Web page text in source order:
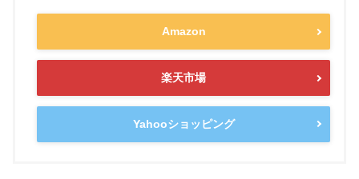
Amazon
楽天市場
Yahooショッピング